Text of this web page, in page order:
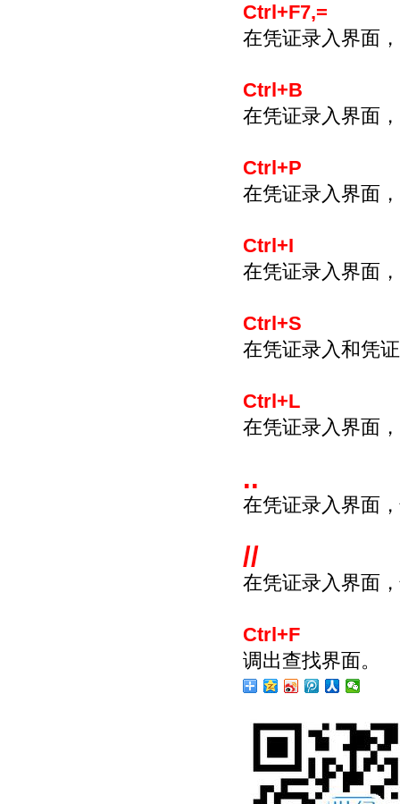
Ctrl+F7,=
在凭证录入界面
Ctrl+B
在凭证录入界面
Ctrl+P
在凭证录入界面
Ctrl+I
在凭证录入界面
Ctrl+S
在凭证录入和凭
Ctrl+L
在凭证录入界面
..
在凭证录入界面
//
在凭证录入界面
Ctrl+F
调出查找界面。